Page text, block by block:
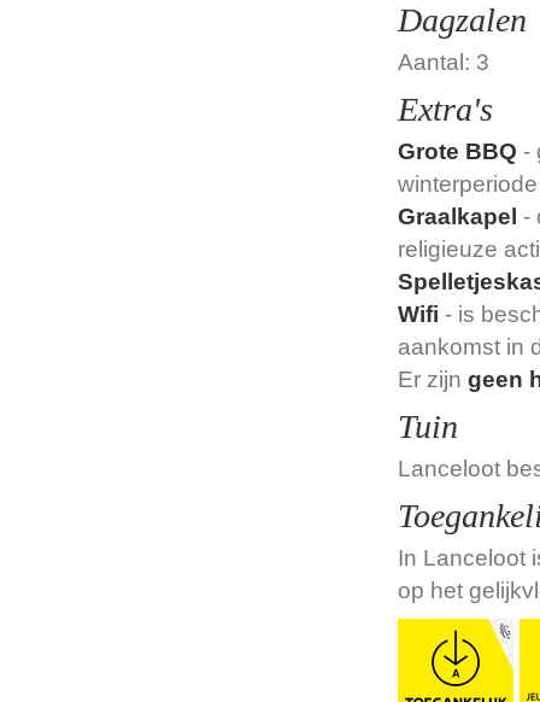
Dagzalen
Aantal: 3
Extra's
Grote BBQ -
Graalkapel -
religieuze
Wifi - is
aankomst in
Er zijn geen
Tuin
Lanceloot
In Lanceloot
op het